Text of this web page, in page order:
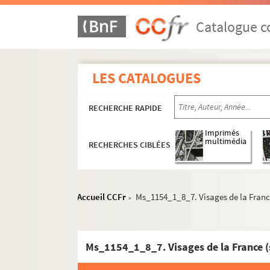
Catalogue
LES CATALOGUES
RECHERCHE RAPIDE
RECHERCHES CIBLÉES
Imprimés
multimédia
Accueil CCFr > Ms_1154_1_8_7. Visages de la
Ms_1154_1_8_7. Visages de la